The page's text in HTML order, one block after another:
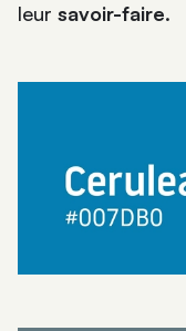
leur savoir-faire.